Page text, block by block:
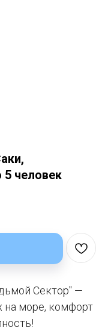
5 человек
Сектор" —
на море, комфорт